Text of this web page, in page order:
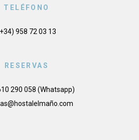
TELÉFONO
958 72 03 13
RESERVAS
290 058 (Whatsapp)